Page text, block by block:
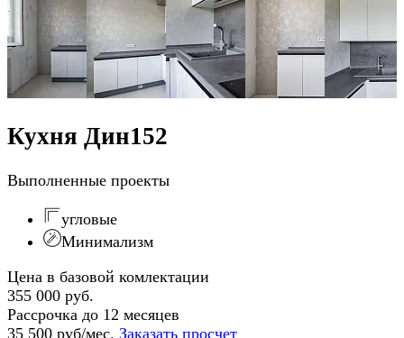
Кухня Дин152
Выполненные проекты
угловые
Минимализм
Цена в базовой комлектации
355 000 руб.
Рассрочка до 12 месяцев
35 500 руб/мес. Заказать просчет